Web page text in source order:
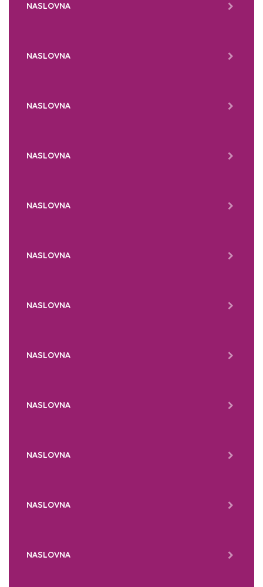
NASLOVNA
NASLOVNA
NASLOVNA
NASLOVNA
NASLOVNA
NASLOVNA
NASLOVNA
NASLOVNA
NASLOVNA
NASLOVNA
NASLOVNA
NASLOVNA